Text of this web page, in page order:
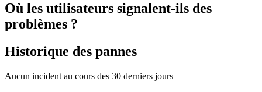
Où les utilisateurs signalent-ils des
problèmes ?
Historique des pannes
Aucun incident au cours des 30 derniers jours